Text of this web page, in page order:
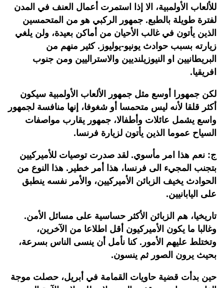
للألعاب الأولمبية، الا إذا استمرت أعمال العنف في المدن
لفترة طويلة بالطبع. جمهور الركبي هو من المتحمسين
الذين يأتون في غالب الأحيان من أماكن بعيدة، ولن يلغي
زيارته بسبب حوادث يونيو-يوليوز. كثير منهم من
البريطانيين او النيوزيلنديين والاستراليين ومن جنوب
افريقيا.
لكن جمهورا أوسع مثل جمهور الألعاب الأولمبية سيكون
أكثر قلقا لأنه ليس متحمسا أو شغوفا، إنها منافسة لجمهور
واسع يشمل عائلات وأطفالا، جمهور يقارب مواصفات
السياح عموما الذين يأتون لزيارة فرنسا.
ج: نعم هذا امر مأسوي. لقد صدرت توصيات للأميركيين
بتجنب المجيء الى فرنسا، هذا أمر خطير. هذا النوع من
الحوادث يخيف الزبائن الأميركيين، والأمر نفسه ينطبق
على اليابانيين.
تاريخيا، هم الزبائن الأكثر حساسية على مسائل الأمن.
وغالبا ما يكون الأميركيون أقل اطلاعا من الآخرين،
وتختلط عليهم الأمور. كنا نأمل أن ينسى الناس بسرعة،
بحيث يرون الصور ثم ينسون.
حين بدأت قضية حاويات القمامة في أبريل، حصلت موجة